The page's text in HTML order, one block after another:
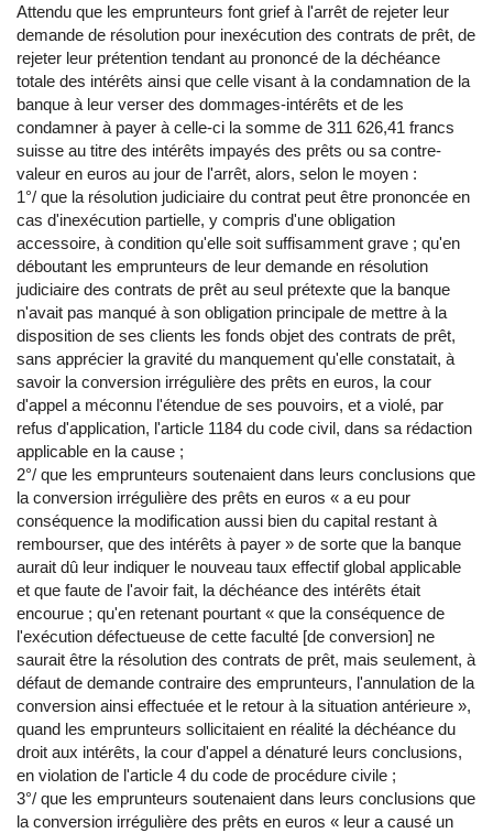
Attendu que les emprunteurs font grief à l'arrêt de rejeter leur
demande de résolution pour inexécution des contrats de prêt, de
rejeter leur prétention tendant au prononcé de la déchéance
totale des intérêts ainsi que celle visant à la condamnation de la
banque à leur verser des dommages-intérêts et de les
condamner à payer à celle-ci la somme de 311 626,41 francs
suisse au titre des intérêts impayés des prêts ou sa contre-
valeur en euros au jour de l'arrêt, alors, selon le moyen :
1°/ que la résolution judiciaire du contrat peut être prononcée en
cas d'inexécution partielle, y compris d'une obligation
accessoire, à condition qu'elle soit suffisamment grave ; qu'en
déboutant les emprunteurs de leur demande en résolution
judiciaire des contrats de prêt au seul prétexte que la banque
n'avait pas manqué à son obligation principale de mettre à la
disposition de ses clients les fonds objet des contrats de prêt,
sans apprécier la gravité du manquement qu'elle constatait, à
savoir la conversion irrégulière des prêts en euros, la cour
d'appel a méconnu l'étendue de ses pouvoirs, et a violé, par
refus d'application, l'article 1184 du code civil, dans sa rédaction
applicable en la cause ;
2°/ que les emprunteurs soutenaient dans leurs conclusions que
la conversion irrégulière des prêts en euros « a eu pour
conséquence la modification aussi bien du capital restant à
rembourser, que des intérêts à payer » de sorte que la banque
aurait dû leur indiquer le nouveau taux effectif global applicable
et que faute de l'avoir fait, la déchéance des intérêts était
encourue ; qu'en retenant pourtant « que la conséquence de
l'exécution défectueuse de cette faculté [de conversion] ne
saurait être la résolution des contrats de prêt, mais seulement, à
défaut de demande contraire des emprunteurs, l'annulation de la
conversion ainsi effectuée et le retour à la situation antérieure »,
quand les emprunteurs sollicitaient en réalité la déchéance du
droit aux intérêts, la cour d'appel a dénaturé leurs conclusions,
en violation de l'article 4 du code de procédure civile ;
3°/ que les emprunteurs soutenaient dans leurs conclusions que
la conversion irrégulière des prêts en euros « leur a causé un